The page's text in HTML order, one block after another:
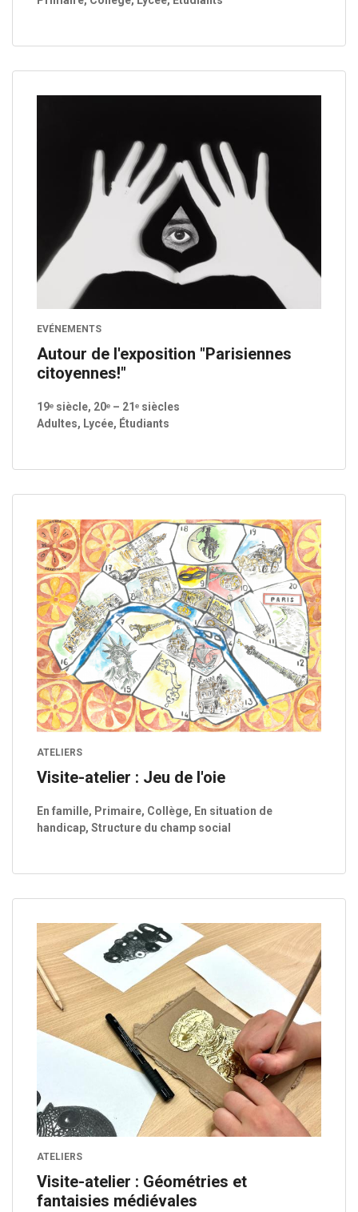
EVÉNEMENTS
Autour de l'exposition "Parisiennes
citoyennes!"
19ᵉ siècle, 20ᵉ – 21ᵉ siècles
Adultes, Lycée, Étudiants
ATELIERS
Visite-atelier : Jeu de l'oie
En famille, Primaire, Collège, En situation de
handicap, Structure du champ social
ATELIERS
Visite-atelier : Géométries et
fantaisies médiévales